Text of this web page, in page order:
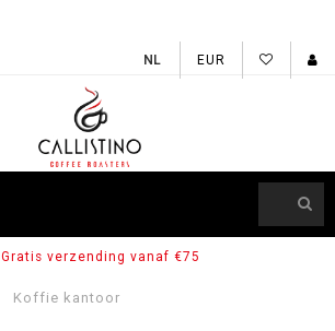
EUR
Gratis verzending vanaf €75
Koffie kantoor